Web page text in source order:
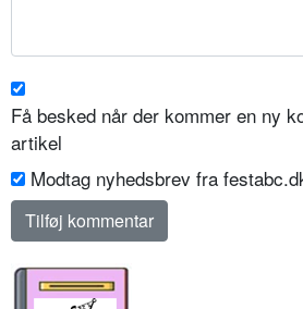
Få besked når der kommer en ny
artikel
Modtag nyhedsbrev fra